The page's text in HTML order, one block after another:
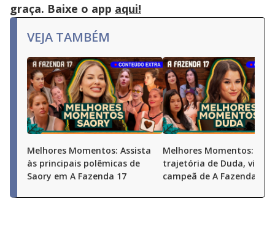
graça. Baixe o app aqui!
VEJA TAMBÉM
Melhores Momentos: Assista
às principais polêmicas de
Saory em A Fazenda 17
Melhores Momentos:
trajetória de Duda, vice-
campeã de A Fazenda 17